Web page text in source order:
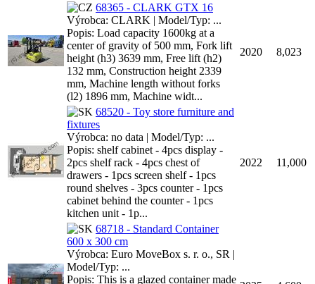
68365 - CLARK GTX 16
Výrobca: CLARK | Model/Typ: ...
Popis: Load capacity 1600kg at a
center of gravity of 500 mm, Fork lift
height (h3) 3639 mm, Free lift (h2)
132 mm, Construction height 2339
mm, Machine length without forks
(l2) 1896 mm, Machine widt...
2020 8,023
68520 - Toy store furniture and
fixtures
Výrobca: no data | Model/Typ: ...
Popis: shelf cabinet - 4pcs display -
2pcs shelf rack - 4pcs chest of
drawers - 1pcs screen shelf - 1pcs
round shelves - 3pcs counter - 1pcs
cabinet behind the counter - 1pcs
kitchen unit - 1p...
2022 11,000
68718 - Standard Container
600 x 300 cm
Výrobca: Euro MoveBox s. r. o., SR |
Model/Typ: ...
Popis: This is a glazed container made